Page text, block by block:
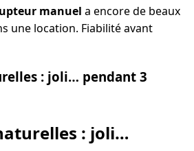
manuel a encore de beaux
une location. Fiabilité avant
: joli… pendant 3
: joli…